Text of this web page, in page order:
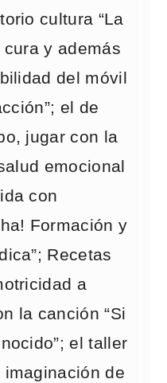
cultura “La
y además
del móvil
el de
jugar con la
emocional
con
Formación y
Recetas
a
la canción “Si
el taller
de